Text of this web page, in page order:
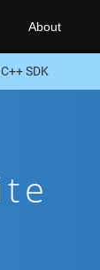
About
SDK